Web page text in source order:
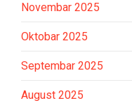
Novembar 2025
Oktobar 2025
Septembar 2025
August 2025